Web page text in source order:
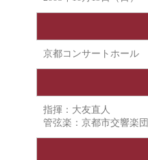
京都コンサートホール
指揮：大友直人
管弦楽： 京都市交響楽団